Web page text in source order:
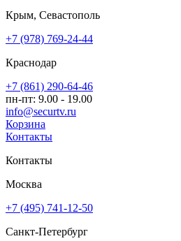
Крым, Севастополь
+7 (978) 769-24-44
Краснодар
+7 (861) 290-64-46
пн-пт: 9.00 - 19.00
info@securtv.ru
Корзина
Контакты
Контакты
Москва
+7 (495) 741-12-50
Санкт-Петербург